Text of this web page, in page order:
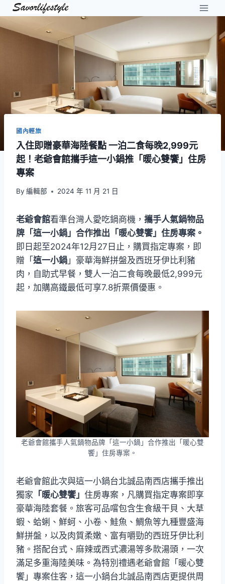
Skip
to
content
國內輕旅
入住即贈豪華海陸餐點 一泊二食每晚2,999元
起！老爺會館攜手這一小鍋推「暖心雙饗」住房
專案
By 編輯部 2024 年 11 月 21 日
老爺會館看準台灣人愛吃鍋商機， 攜手人氣鍋物品
牌「這一小鍋」合作推出「暖心雙饗」住房專案。
即日起至2024年12月27日止，購買指定專案，即
贈「 這一小鍋 」豪華海鮮拼盤及西班牙伊比利豬
肉，自助式早餐，雙人一泊二食每晚最低2,999元
起，加購高鐵最低可享7.8折票價優惠。
老爺會館攜手人氣鍋物品牌「這一小鍋」合作推出「暖心雙
饗」住房專案。
老爺會館此次與這一小鍋台北誠品南西店攜手推出
獨家 「暖心雙饗」 住房專案，凡購買指定專案即享
豪華海陸套餐。旅客可品嚐包含生食級干貝、大草
蝦、蛤蜊、鮮蚵、小卷、鮭魚、鯛魚等九種豐盛海
鮮拼盤，以及肉質柔嫩、富有嚼勁的西班牙伊比利
豬。搭配台式、麻辣或西式濃湯等多款湯頭，一次
滿足多重海陸美味。為特別禮遇老爺會館「暖心雙
饗」專案住客，這一小鍋台北誠品南西店更提供周